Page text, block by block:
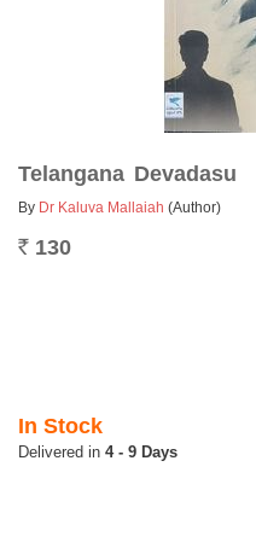
Telangana Devadasu
By Dr Kaluva Mallaiah (Author)
Rs. 130
In Stock
4 - 9 Days